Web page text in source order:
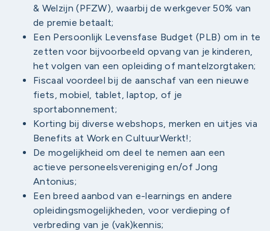
& Welzijn (PFZW), waarbij de werkgever 50% van
de premie betaalt;
Een Persoonlijk Levensfase Budget (PLB) om in te
zetten voor bijvoorbeeld opvang van je kinderen,
het volgen van een opleiding of mantelzorgtaken;
Fiscaal voordeel bij de aanschaf van een nieuwe
fiets, mobiel, tablet, laptop, of je
sportabonnement;
Korting bij diverse webshops, merken en uitjes via
Benefits at Work en CultuurWerkt!;
De mogelijkheid om deel te nemen aan een
actieve personeelsvereniging en/of Jong
Antonius;
Een breed aanbod van e-learnings en andere
opleidingsmogelijkheden, voor verdieping of
verbreding van je (vak)kennis;